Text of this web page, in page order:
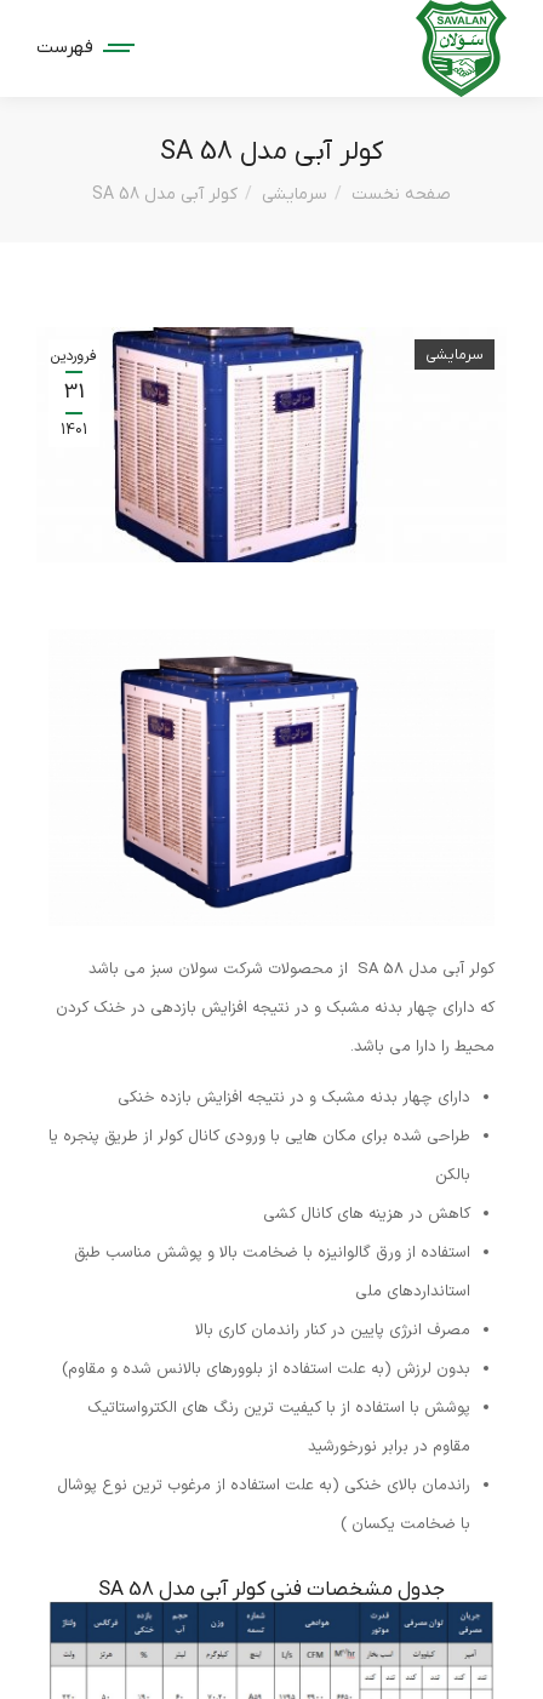
فهرست
کولر آبی مدل SA 58
مکان شما:
صفحه نخست سرمایشی کولر آبی مدل SA 58
فروردین
31
1401
سرمایشی
کولر آبی مدل SA 58 از محصولات شرکت سولان سبز می باشد
که دارای چهار بدنه مشبک و در نتیجه افزایش بازدهی در خنک کردن
محیط را دارا می باشد.
دارای چهار بدنه مشبک و در نتیجه افزایش بازده خنکی
طراحی شده برای مکان هایی با ورودی کانال کولر از طریق پنجره یا
بالکن
کاهش در هزینه های کانال کشی
استفاده از ورق گالوانیزه با ضخامت بالا و پوشش مناسب طبق
استانداردهای ملی
مصرف انرژی پایین در کنار راندمان کاری بالا
بدون لرزش (به علت استفاده از بلوورهای بالانس شده و مقاوم)
پوشش با استفاده از با کیفیت ترین رنگ های الکترواستاتیک
مقاوم در برابر نورخورشید
راندمان بالای خنکی (به علت استفاده از مرغوب ترین نوع پوشال
با ضخامت یکسان )
جدول مشخصات فنی کولر آبی مدل SA 58